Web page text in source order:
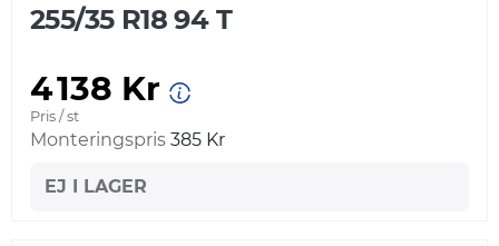
255/35 R18 94 T
4 138 Kr
Pris / st
Monteringspris 385 Kr
EJ I LAGER